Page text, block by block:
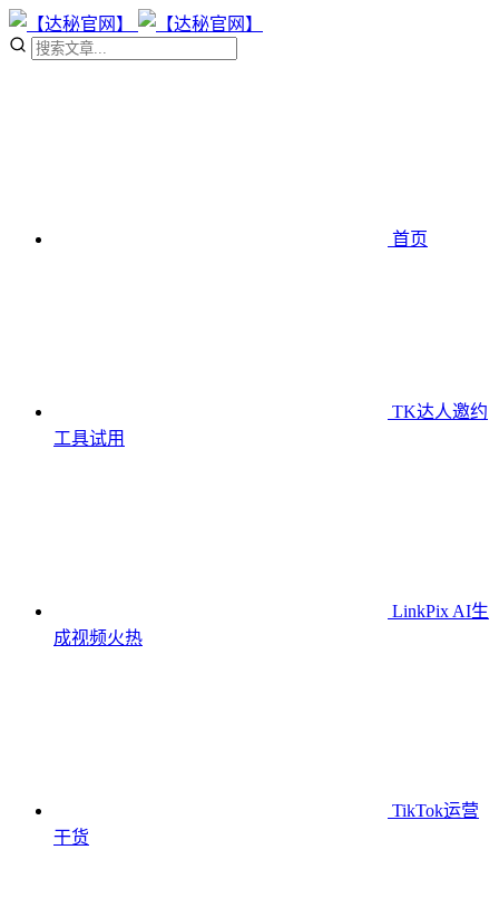
首页
TK达人邀约
工具试用
LinkPix AI生
成视频火热
TikTok运营
干货